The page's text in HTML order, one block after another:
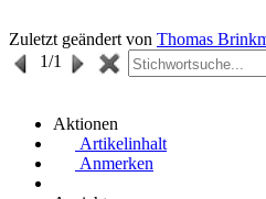
Zuletzt geändert von Thomas
1/1
Aktionen
Artikelinhalt
Anmerken